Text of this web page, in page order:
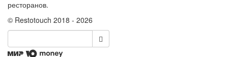
ресторанов.
© Restotouch 2018 - 2026